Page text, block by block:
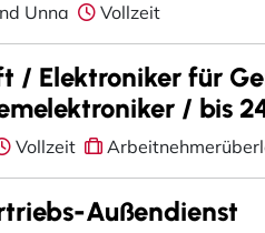
Unna Vollzeit
/ Elektroniker für
/ bis
Vollzeit
Außendienst